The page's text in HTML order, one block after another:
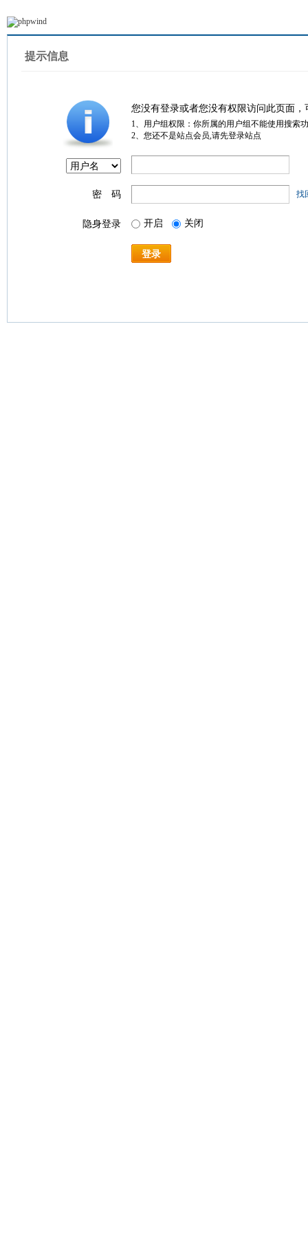
提示信息
您没有登录或者您没有权限访问此页面
1、用户组权限：你所属的用户组不能使用搜索
2、您还不是站点会员,请先登录站点
密 码 找
隐身登录 开启 关闭
登录